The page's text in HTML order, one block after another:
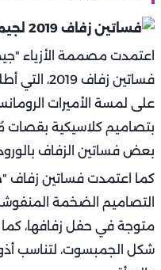
اعتمدت مصممة الأزياء
فساتين
على لمسة الأميرات
بتصاميم كلاسيكية بقصات
بعض فساتين الزفاف
التصاميم الضخمة
متوجة في حفل زفافها،
شكل الجمبسوت، لتناسب